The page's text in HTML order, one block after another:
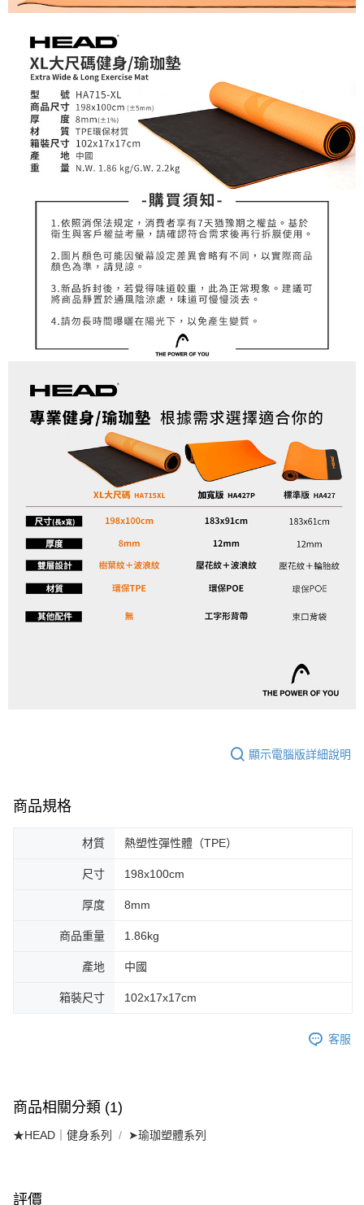
顯示電腦版詳細說明
商品規格
材質 熱塑性彈性體（TPE）
尺寸 198x100cm
厚度 8mm
商品重量 1.86kg
產地 中國
箱裝尺寸 102x17x17cm
客服
商品相關分類 (1)
★HEAD｜健身系列 ➤瑜珈塑體系列
評價